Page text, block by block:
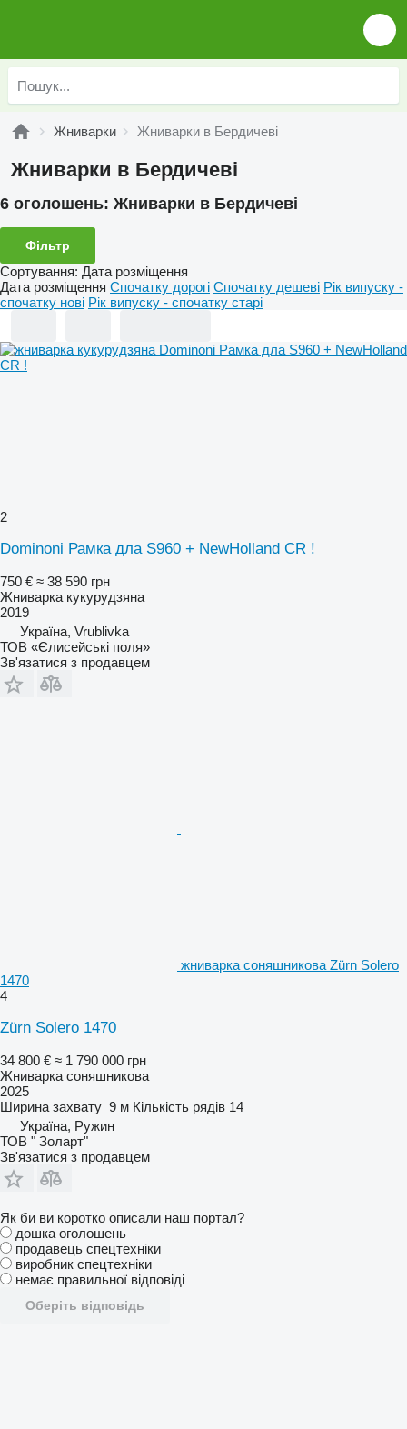
Жниварки Жниварки в Бердичеві
Жниварки в Бердичеві
6 оголошень: Жниварки в Бердичеві
Фільтр
Сортування: Дата розміщення
Дата розміщення Спочатку дорогі Спочатку дешеві Рік випуску -
спочатку нові Рік випуску - спочатку старі
2
Dominoni Рамка дла S960 + NewHolland CR !
750 € ≈ 38 590 грн
Жниварка кукурудзяна
2019
Україна, Vrublivka
ТОВ «Єлисейські поля»
Зв'язатися з продавцем
жниварка соняшникова Zürn Solero
1470
4
Zürn Solero 1470
34 800 € ≈ 1 790 000 грн
Жниварка соняшникова
2025
Ширина захвату 9 м Кількість рядів 14
Україна, Ружин
ТОВ " Золарт"
Зв'язатися з продавцем
Як би ви коротко описали наш портал?
дошка оголошень
продавець спецтехніки
виробник спецтехніки
немає правильної відповіді
Оберіть відповідь